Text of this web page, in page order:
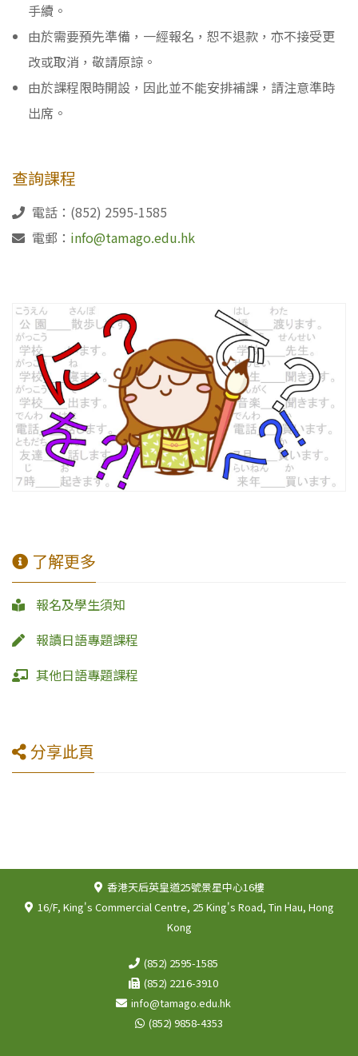
手續。
由於需要預先準備，一經報名，恕不退款，亦不接受更
改或取消，敬請原諒。
由於課程限時開設，因此並不能安排補課，請注意準時
出席。
查詢課程
電話：(852) 2595-1585
電郵： info@tamago.edu.hk
了解更多
報名及學生須知
報讀日語專題課程
其他日語專題課程
分享此頁
香港天后英皇道25號景星中心16樓
16/F, King's Commercial Centre, 25 King's Road, Tin Hau, Hong
Kong
(852) 2595-1585
(852) 2216-3910
info@tamago.edu.hk
(852) 9858-4353